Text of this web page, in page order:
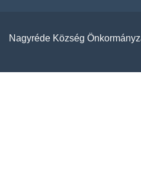
Nagyréde Község